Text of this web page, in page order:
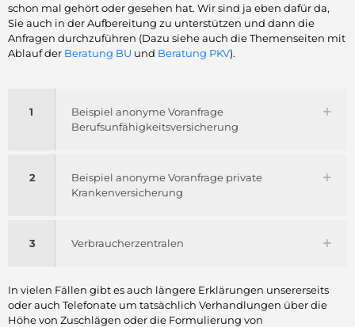
schon mal gehört oder gesehen hat. Wir sind ja eben dafür da,
Sie auch in der Aufbereitung zu unterstützen und dann die
Anfragen durchzuführen (Dazu siehe auch die Themenseiten mit
Ablauf der Beratung BU und Beratung PKV).
1
Beispiel anonyme Voranfrage
Berufsunfähigkeitsversicherung
2
Beispiel anonyme Voranfrage private
Krankenversicherung
3 Verbraucherzentralen
In vielen Fällen gibt es auch längere Erklärungen unsererseits
oder auch Telefonate um tatsächlich Verhandlungen über die
Höhe von Zuschlägen oder die Formulierung von